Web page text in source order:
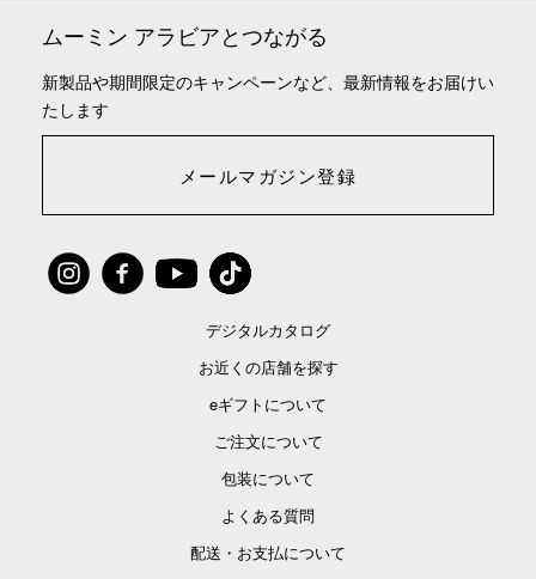
ムーミン アラビアとつながる
新製品や期間限定のキャンペーンなど、最新情報をお届けい
たします
メールマガジン登録
デジタルカタログ
お近くの店舗を探す
eギフトについて
ご注文について
包装について
よくある質問
配送・お支払について